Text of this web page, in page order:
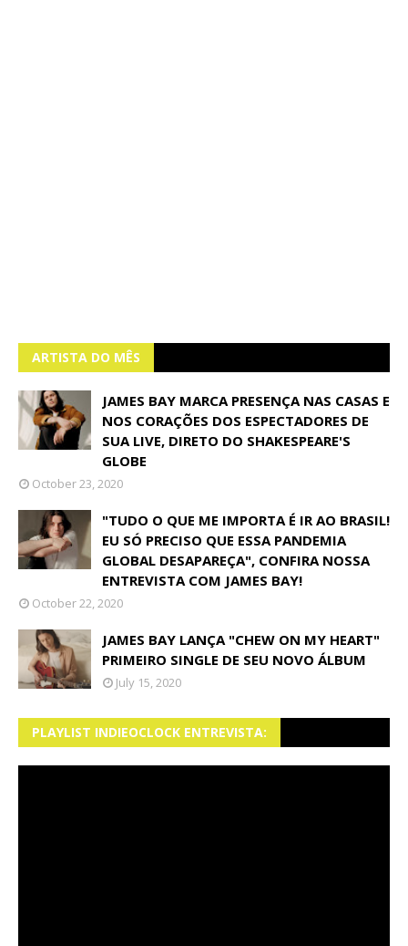
ARTISTA DO MÊS
JAMES BAY MARCA PRESENÇA NAS CASAS E
NOS CORAÇÕES DOS ESPECTADORES DE
SUA LIVE, DIRETO DO SHAKESPEARE'S
GLOBE
October 23, 2020
"TUDO O QUE ME IMPORTA É IR AO BRASIL!
EU SÓ PRECISO QUE ESSA PANDEMIA
GLOBAL DESAPAREÇA", CONFIRA NOSSA
ENTREVISTA COM JAMES BAY!
October 22, 2020
JAMES BAY LANÇA "CHEW ON MY HEART"
PRIMEIRO SINGLE DE SEU NOVO ÁLBUM
July 15, 2020
PLAYLIST INDIEOCLOCK ENTREVISTA: